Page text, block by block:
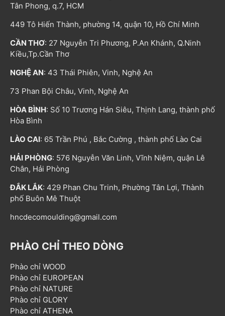
Tân Phong, q.7, HCM
449 Tô Hiến Thành, phường 14, quận 10, Hồ Chí Minh
CẦN THƠ: 27 Nguyễn Tri Phương, P.An Khánh, Q.Ninh
Kiều,Tp.Cần Thơ
NGHỆ AN: 43 Thái Phiên, Vinh, Nghệ An
73 Phan Bội Châu, Vinh, Nghệ An
HÒA BÌNH: Số 10 Trương Hán Siêu, Thịnh Lang, thành phố
Hòa Bình
LÀO CAI: 65 Trần Phú , Bắc Cường , thành phố Lào Cai
HẢI PHÒNG: 576 Nguyễn Văn Linh, Vĩnh Niệm, quận Lê
Chân, Hải Phòng
ĐẮK LẮK: 429 Phan Chu Trinh, Phường Tân Lợi, Thành
phố Buôn Mê Thuột
hncdecomoulding@gmail.com
PHÀO CHỈ THEO DÒNG
Phào chỉ WOOD
Phào chỉ EUROPEAN
Phào chỉ NATURE
Phào chỉ GLORY
Phào chỉ ATHENA